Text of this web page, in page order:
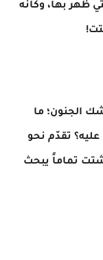
ظهر بها، وكأنه
الجنون؛ ما
عليه؟ تقدّم نحو
تماماً يبحث